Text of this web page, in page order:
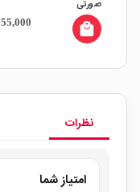
صورتی
local_mall
نظرات
امتیاز شما